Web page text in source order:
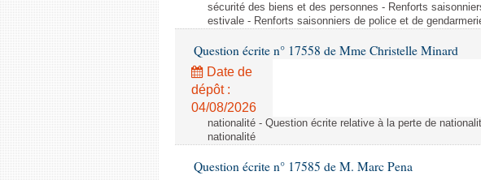
sécurité des biens et des personnes - Renforts
estivale - Renforts saisonniers de police et de
Question écrite n° 17558 de Mme Christelle Minard
Date de
dépôt :
04/08/2026
nationalité - Question écrite relative à la perte de
nationalité
Question écrite n° 17585 de M. Marc Pena